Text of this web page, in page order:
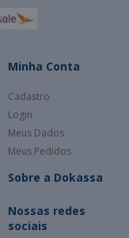
Minha Conta
Cadastro
Login
Meus Dados
Meus Pedidos
Sobre a Dokassa
Nossas redes
sociais